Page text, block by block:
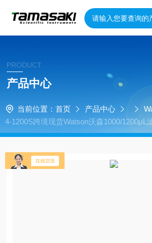
PRODUCT
产品中心
当前位置： 首页 产品中心
4-1200S跨境现货Watson沃森1000/1200μL